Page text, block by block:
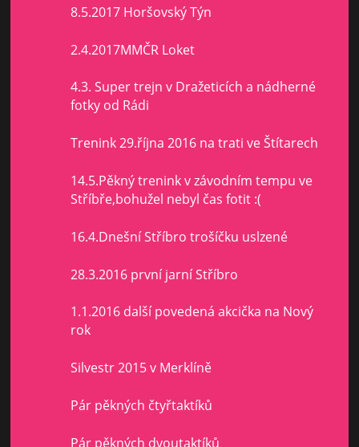
8.5.2017 Horšovský Týn
2.4.2017MMČR Loket
4.3. Super trejn v Dražeticích a nádherné
fotky od Rádi
Trenink 29.října 2016 na trati ve Štítarech
14.5.Pěkný trenink v závodním tempu ve
Stříbře,bohužel nebyl čas fotit :(
16.4.Dnešní Stříbro trošíčku uslzené
28.3.2016 první jarní Stříbro
1.1.2016 další povedená akcička na Nový
rok
Silvestr 2015 v Merklíně
Pár pěkných čtyřtaktíků
Pár pěkných dvoutaktíků